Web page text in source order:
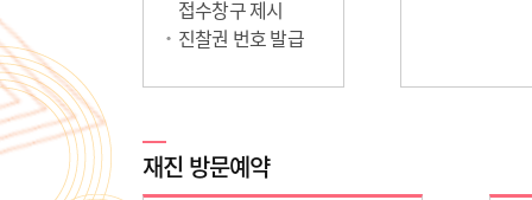
접수창구 제시
진찰권 번호 발급
재진 방문예약